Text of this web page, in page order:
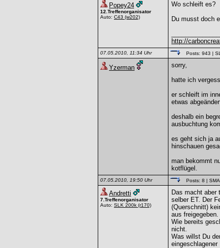
Popey24
12.Treffenorganisator
Auto: C43 (w202)
Wo schleift es?
Du musst doch
http://
07.05.2010, 11:34 Uhr Posts: 943 |
Yzerman
sorry,
hatte ich
er schleift im
etwas
deshalb ein
ausbuchtung
es geht sich ja
hinschauen
man bekommt
kotflügel.
07.05.2010, 19:50 Uhr Posts: 8 |
Andretti
7.Treffenorganisator
Auto: SLK 200k (r170)
Das macht aber
selber ET. Der
(Querschnitt)
aus freigegeben.
Wie bereits
nicht.
Was willst Du